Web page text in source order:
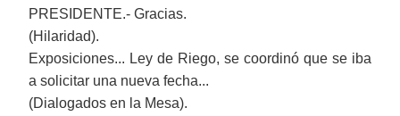
PRESIDENTE.- Gracias.
(Hilaridad).
Exposiciones... Ley de Riego, se coordinó que se iba
a solicitar una nueva fecha...
(Dialogados en la Mesa).